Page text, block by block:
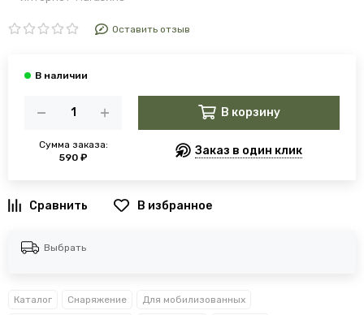
Оставить отзыв
Сумма заказа:
590 ₽
В корзину
Заказ в один клик
В избранное
Выбрать
Каталог Снаряжение Для мобилизованных